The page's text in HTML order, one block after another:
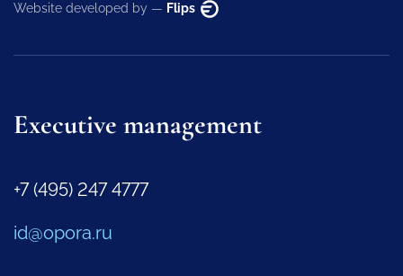
Website developed by — Flips
Executive management
+7 (495) 247 4777
id@opora.ru